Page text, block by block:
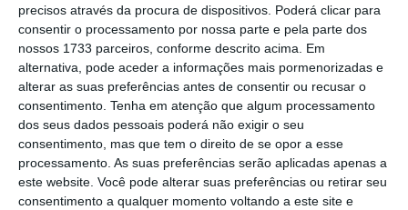
precisos através da procura de dispositivos. Poderá clicar para
consentir o processamento por nossa parte e pela parte dos
nossos 1733 parceiros, conforme descrito acima. Em
alternativa, pode aceder a informações mais pormenorizadas e
alterar as suas preferências antes de consentir ou recusar o
consentimento. Tenha em atenção que algum processamento
dos seus dados pessoais poderá não exigir o seu
consentimento, mas que tem o direito de se opor a esse
processamento. As suas preferências serão aplicadas apenas a
este website. Você pode alterar suas preferências ou retirar seu
consentimento a qualquer momento voltando a este site e
ECO.
A ideia está em discussão no seio do
supervisor, não sendo certo que avance desta
forma. Mas acredita-se quepoderia criar
margem para tornar obrigatória a
disponibilização pelos comerciantes de, pelo
menos, um meio de pagamento eletrónico,